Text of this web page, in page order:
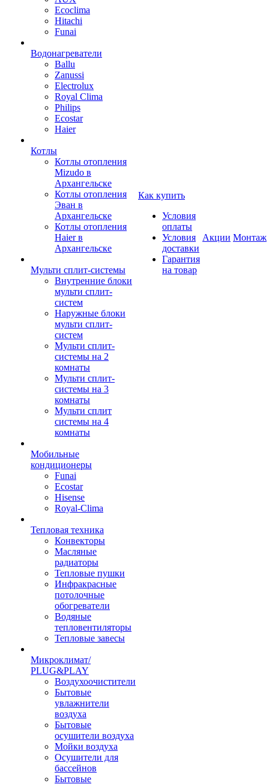
Ecoclima
Hitachi
Funai
Водонагреватели
Ballu
Zanussi
Electrolux
Royal Clima
Philips
Ecostar
Haier
Котлы
Котлы отопления
Mizudo в
Архангельске
Котлы отопления
Эван в
Архангельске
Котлы отопления
Haier в
Архангельске
Мульти сплит-системы
Внутренние блоки
мульти сплит-
систем
Наружные блоки
мульти сплит-
систем
Мульти сплит-
системы на 2
комнаты
Мульти сплит-
системы на 3
комнаты
Мульти сплит
системы на 4
комнаты
Мобильные
кондиционеры
Funai
Ecostar
Hisense
Royal-Clima
Тепловая техника
Конвекторы
Масляные
радиаторы
Тепловые пушки
Инфракрасные
потолочные
обогреватели
Водяные
тепловентиляторы
Тепловые завесы
Микроклимат/
PLUG&PLAY
Воздухоочистители
Бытовые
увлажнители
воздуха
Бытовые
осушители воздуха
Мойки воздуха
Осушители для
бассейнов
Бытовые
Как купить
Условия
оплаты
Условия
доставки
Гарантия
на товар
Акции Монтаж